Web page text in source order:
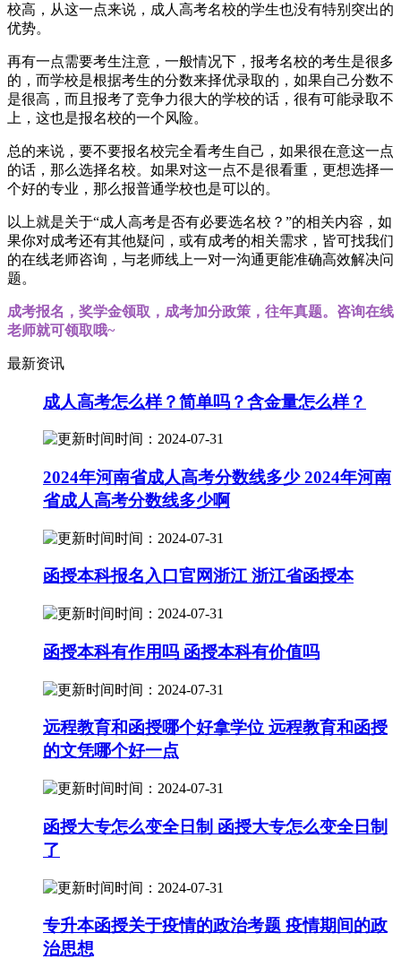
校高，从这一点来说，成人高考名校的学生也没有特别突出的
优势。
再有一点需要考生注意，一般情况下，报考名校的考生是很多
的，而学校是根据考生的分数来择优录取的，如果自己分数不
是很高，而且报考了竞争力很大的学校的话，很有可能录取不
上，这也是报名校的一个风险。
总的来说，要不要报名校完全看考生自己，如果很在意这一点
的话，那么选择名校。如果对这一点不是很看重，更想选择一
个好的专业，那么报普通学校也是可以的。
以上就是关于“成人高考是否有必要选名校？”的相关内容，如
果你对成考还有其他疑问，或有成考的相关需求，皆可找我们
的在线老师咨询，与老师线上一对一沟通更能准确高效解决问
题。
成考报名，奖学金领取，成考加分政策，往年真题。咨询在线
老师就可领取哦~
最新资讯
成人高考怎么样？简单吗？含金量怎么样？
时间：2024-07-31
2024年河南省成人高考分数线多少 2024年河南
省成人高考分数线多少啊
时间：2024-07-31
函授本科报名入口官网浙江 浙江省函授本
时间：2024-07-31
函授本科有作用吗 函授本科有价值吗
时间：2024-07-31
远程教育和函授哪个好拿学位 远程教育和函授
的文凭哪个好一点
时间：2024-07-31
函授大专怎么变全日制 函授大专怎么变全日制
了
时间：2024-07-31
专升本函授关于疫情的政治考题 疫情期间的政
治思想